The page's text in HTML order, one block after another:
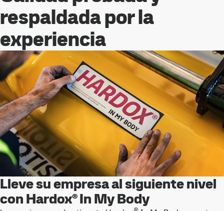
respaldada por la
experiencia
Lleve su empresa al siguiente nivel
con Hardox® In My Body